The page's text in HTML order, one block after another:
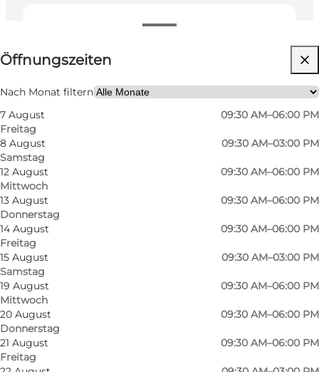
Öffnungszeiten anzeigen
Öffnungszeiten
Nach Monat filtern
7 August
Freitag
09:30 AM–06:00 PM
8 August
Samstag
09:30 AM–03:00 PM
12 August
Mittwoch
09:30 AM–06:00 PM
13 August
Donnerstag
09:30 AM–06:00 PM
14 August
Freitag
09:30 AM–06:00 PM
15 August
Samstag
09:30 AM–03:00 PM
19 August
Mittwoch
09:30 AM–06:00 PM
20 August
Donnerstag
09:30 AM–06:00 PM
21 August
Freitag
09:30 AM–06:00 PM
Website besuchen
Johan Joensen
Foto: